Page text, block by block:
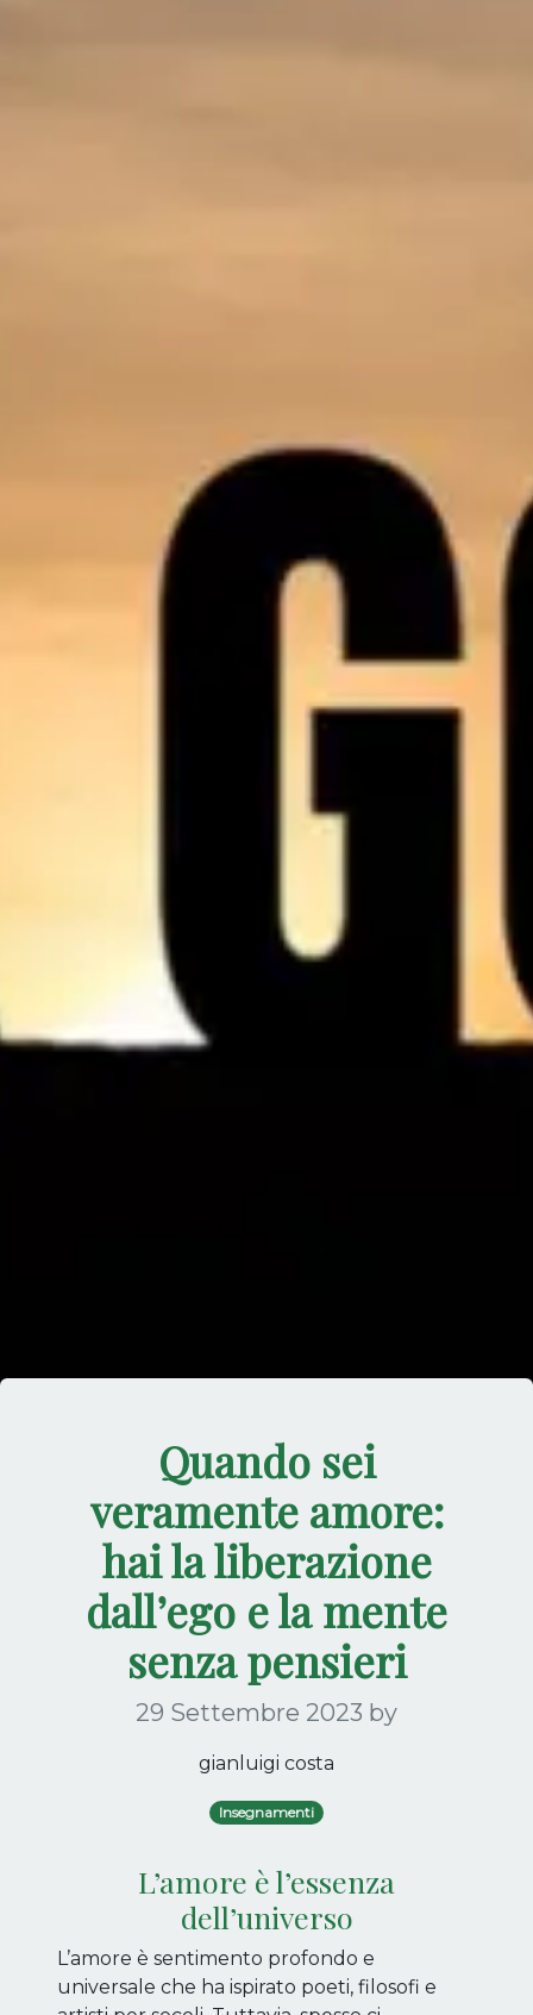
Quando sei
veramente amore:
hai la liberazione
dall’ego e la mente
senza pensieri
29 Settembre 2023 by
gianluigi costa
Insegnamenti
L’amore è l’essenza
dell’universo
L’amore è sentimento profondo e
universale che ha ispirato poeti, filosofi e